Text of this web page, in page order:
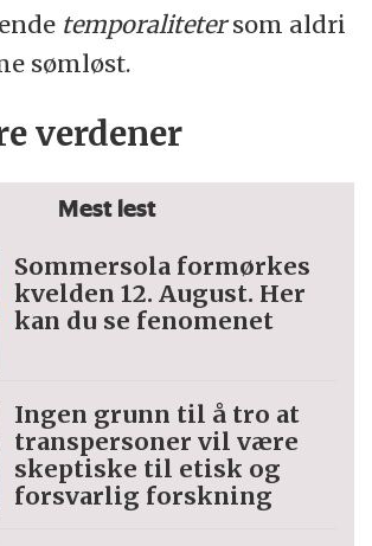
temporalitetersom aldri
sømløst.
verdener
Mest lest
Sommersola formørkes
kvelden 12. August. Her
kan du se fenomenet
Ingen grunn til å tro at
trans­personer vil være
skeptiske til etisk og
forsvarlig forskning